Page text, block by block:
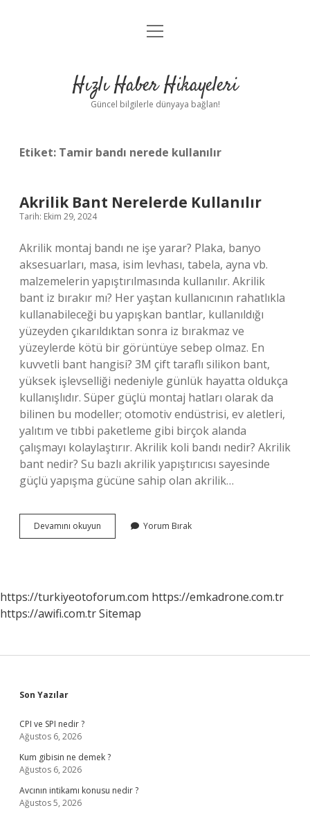
Anasayfa
Yasal Uyarı
menüyü
Hızlı Haber Hikayeleri
Güncel bilgilerle dünyaya bağlan!
Etiket: Tamir bandı nerede kullanılır
Akrilik Bant Nerelerde Kullanılır
Tarih: Ekim 29, 2024
Akrilik montaj bandı ne işe yarar? Plaka, banyo
aksesuarları, masa, isim levhası, tabela, ayna vb.
malzemelerin yapıştırılmasında kullanılır. Akrilik
bant iz bırakır mı? Her yaştan kullanıcının rahatlıkla
kullanabileceği bu yapışkan bantlar, kullanıldığı
yüzeyden çıkarıldıktan sonra iz bırakmaz ve
yüzeylerde kötü bir görüntüye sebep olmaz. En
kuvvetli bant hangisi? 3M çift taraflı silikon bant,
yüksek işlevselliği nedeniyle günlük hayatta oldukça
kullanışlıdır. Süper güçlü montaj hatları olarak da
bilinen bu modeller; otomotiv endüstrisi, ev aletleri,
yalıtım ve tıbbi paketleme gibi birçok alanda
çalışmayı kolaylaştırır. Akrilik koli bandı nedir? Akrilik
bant nedir? Su bazlı akrilik yapıştırıcısı sayesinde
güçlü yapışma gücüne sahip olan akrilik…
Devamını okuyun
Bant
Yorum Bırak
https://turkiyeotoforum.com https://emkadrone.com.tr
https://awifi.com.trSitemap
Sidebar
Son Yazılar
CPI ve SPI nedir ?
Ağustos 6, 2026
Kum gibisin ne demek ?
Ağustos 6, 2026
Avcının intikamı konusu nedir ?
Ağustos 5, 2026